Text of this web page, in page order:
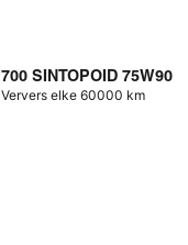
700 SINTOPOID 75W90
Ververs elke 60000 km